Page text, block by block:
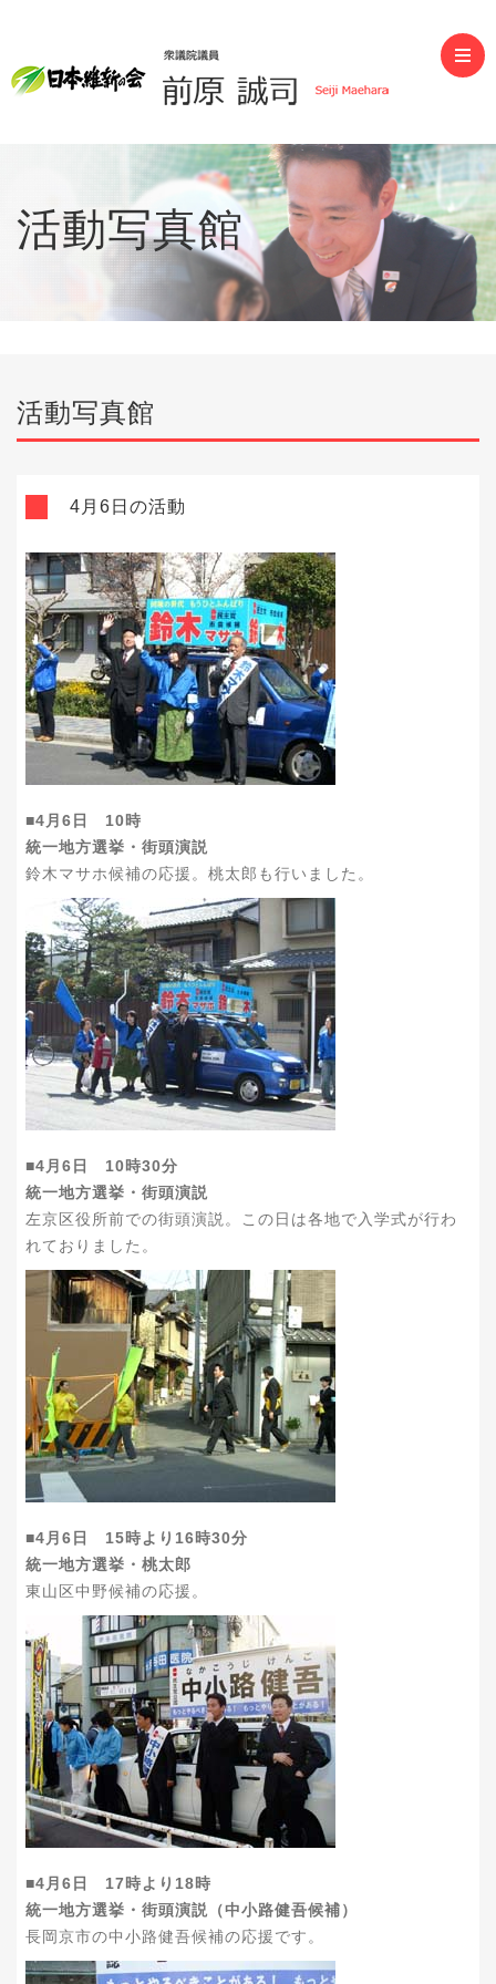
前原誠司（衆議院議員）
活動写真館
活動写真館
4月6日の活動
■4月6日 10時
統一地方選挙・街頭演説
鈴木マサホ候補の応援。桃太郎も行いました。
■4月6日 10時30分
統一地方選挙・街頭演説
左京区役所前での街頭演説。この日は各地で入学式が行わ
れておりました。
■4月6日 15時より16時30分
統一地方選挙・桃太郎
東山区中野候補の応援。
■4月6日 17時より18時
統一地方選挙・街頭演説（中小路健吾候補）
長岡京市の中小路健吾候補の応援です。